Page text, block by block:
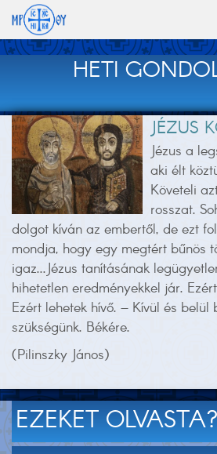
HETI
JÉZUS
Jézus a
aki élt
Követeli
rosszat.
dolgot kíván az embertől, de ezt
mondja, hogy egy megtért bűnös
igaz...Jézus tanításának
hihetetlen eredményekkel jár.
Ezért lehetek hívő. – Kívül és belül
szükségünk. Békére.
(Pilinszky János)
EZEKET